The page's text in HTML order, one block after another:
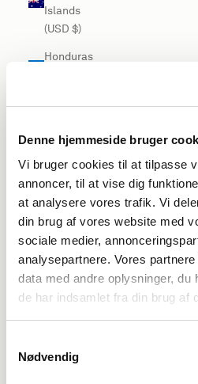
Denne hjemmeside bruger
Vi bruger cookies til at tilpasse
annoncer, til at vise dig
at analysere vores trafik. Vi
din brug af vores website med
sociale medier,
analysepartnere. Vores
data med andre oplysninger, du
de har indsamlet fra din brug af
Nødvendig
Islands
(USD $)
Honduras
$)
Hungary
(EUR €)
Iceland
(USD $)
India (USD
$)
Indonesia
(USD $)
Iraq (USD